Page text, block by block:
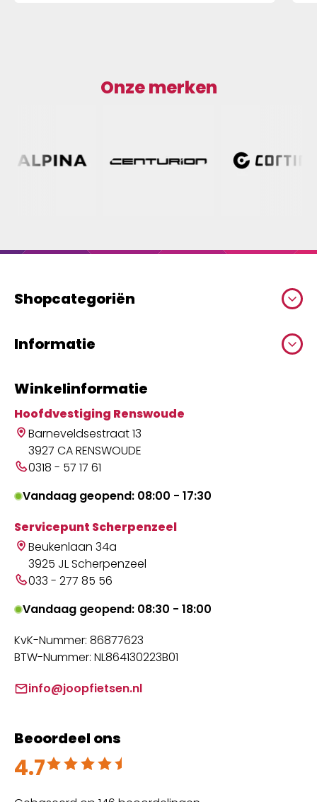
Onze merken
Shopcategoriën
Informatie
Winkelinformatie
Hoofdvestiging Renswoude
Barneveldsestraat 13
3927 CA RENSWOUDE
0318 - 57 17 61
Vandaag geopend: 08:00 - 17:30
Servicepunt Scherpenzeel
Beukenlaan 34a
3925 JL Scherpenzeel
033 - 277 85 56
Vandaag geopend: 08:30 - 18:00
KvK-Nummer: 86877623
BTW-Nummer: NL864130223B01
info@joopfietsen.nl
Beoordeel ons
4.7
Beoordeeld met 4.7 uit 5